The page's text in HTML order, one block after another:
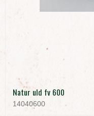
Natur uld fv 600
14040600